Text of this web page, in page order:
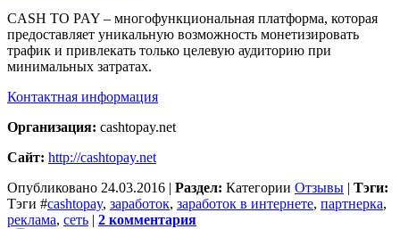
CASH TO PAY – многофункциональная платформа, которая
предоставляет уникальную возможность монетизировать
трафик и привлекать только целевую аудиторию при
минимальных затратах.
Контактная информация
Организация: cashtopay.net
Сайт: http://cashtopay.net
Опубликовано 24.03.2016 | Раздел: Категории Отзывы | Тэги:
Тэги #cashtopay, заработок, заработок в интернете, партнерка,
реклама, сеть | 2 комментария